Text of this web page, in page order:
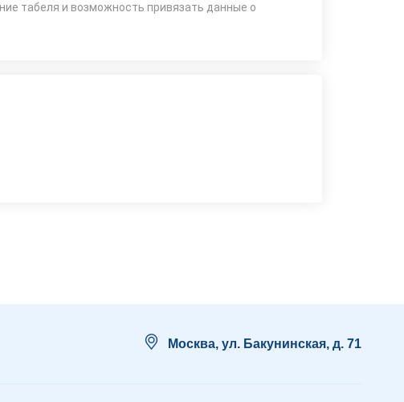
табеля и возможность привязать данные о
Москва, ул. Бакунинская, д. 71